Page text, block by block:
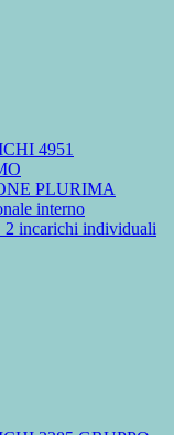
4951
PLURIMA
interno
2 incarichi individuali